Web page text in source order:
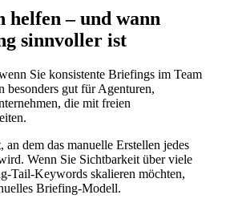
helfen – und wann
sinnvoller ist
Sie konsistente Briefings im Team
gut für Agenturen,
die mit freien
an dem das manuelle Erstellen jedes
Wenn Sie Sichtbarkeit über viele
Tail-Keywords skalieren möchten,
Briefing-Modell.